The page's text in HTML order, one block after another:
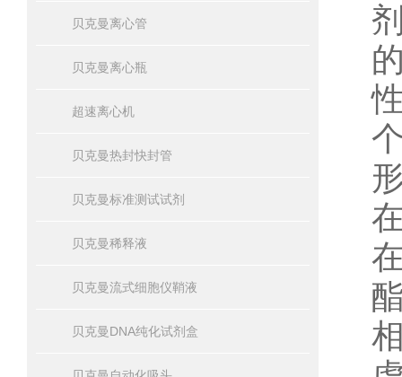
贝克曼离心管
贝克曼离心瓶
超速离心机
贝克曼热封快封管
贝克曼标准测试试剂
贝克曼稀释液
贝克曼流式细胞仪鞘液
贝克曼DNA纯化试剂盒